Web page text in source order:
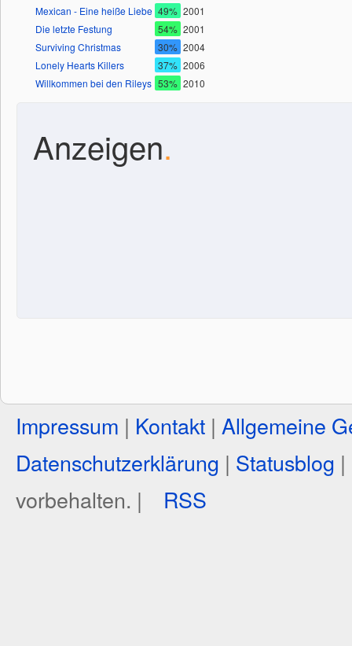
Mexican - Eine heiße Liebe 49% 2001
Die letzte Festung
54% 2001
Surviving Christmas
30% 2004
Lonely Hearts Killers
37% 2006
Willkommen bei den Rileys 53% 2010
Anzeigen.
Impressum | Kontakt | Allgemeine
Datenschutzerklärung | Statusblog |
vorbehalten. |
RSS